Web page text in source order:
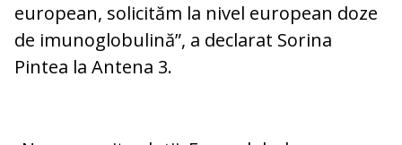
european, solicităm la nivel european doze
de imunoglobulină”, a declarat Sorina
Pintea la Antena 3.